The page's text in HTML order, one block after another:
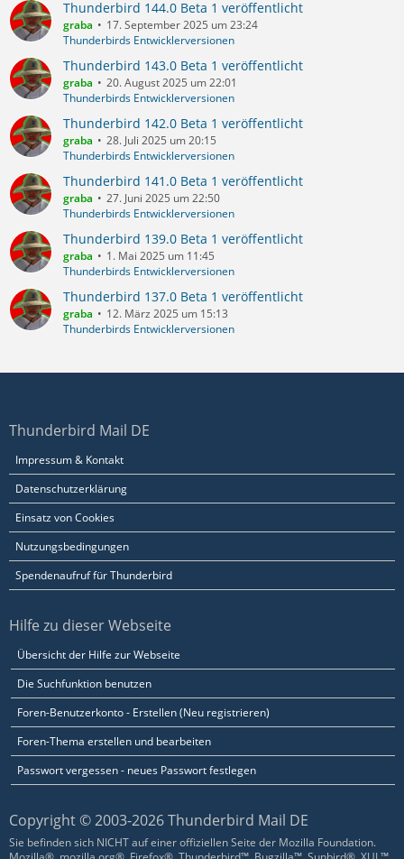
Thunderbird 144.0 Beta 1 veröffentlicht
graba
17. September 2025 um 23:24
Thunderbirds Entwicklerversionen
Thunderbird 143.0 Beta 1 veröffentlicht
graba
20. August 2025 um 22:01
Thunderbirds Entwicklerversionen
Thunderbird 142.0 Beta 1 veröffentlicht
graba
28. Juli 2025 um 20:15
Thunderbirds Entwicklerversionen
Thunderbird 141.0 Beta 1 veröffentlicht
graba
27. Juni 2025 um 22:50
Thunderbirds Entwicklerversionen
Thunderbird 139.0 Beta 1 veröffentlicht
graba
1. Mai 2025 um 11:45
Thunderbirds Entwicklerversionen
Thunderbird 137.0 Beta 1 veröffentlicht
graba
12. März 2025 um 15:13
Thunderbirds Entwicklerversionen
Thunderbird Mail DE
Impressum & Kontakt
Datenschutzerklärung
Einsatz von Cookies
Nutzungsbedingungen
Spendenaufruf für Thunderbird
Hilfe zu dieser Webseite
Übersicht der Hilfe zur Webseite
Die Suchfunktion benutzen
Foren-Benutzerkonto - Erstellen (Neu registrieren)
Foren-Thema erstellen und bearbeiten
Passwort vergessen - neues Passwort festlegen
Copyright © 2003-2026 Thunderbird Mail DE
Sie befinden sich NICHT auf einer offiziellen Seite der Mozilla Foundation.